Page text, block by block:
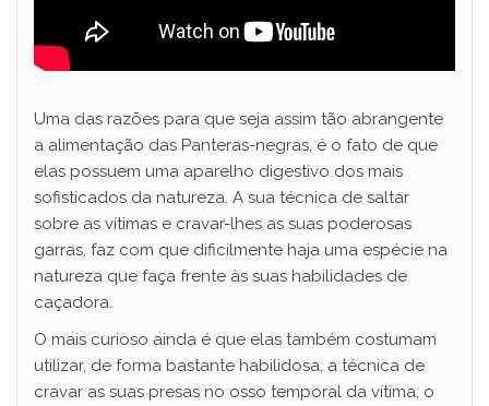
Uma das razões para que seja assim tão abrangente
a alimentação das Panteras-negras, é o fato de que
elas possuem uma aparelho digestivo dos mais
sofisticados da natureza. A sua técnica de saltar
sobre as vítimas e cravar-lhes as suas poderosas
garras, faz com que dificilmente haja uma espécie na
natureza que faça frente às suas habilidades de
caçadora.
O mais curioso ainda é que elas também costumam
utilizar, de forma bastante habilidosa, a técnica de
cravar as suas presas no osso temporal da vítima, o